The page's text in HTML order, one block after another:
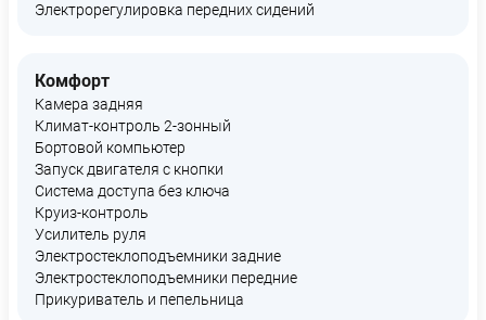
Электрорегулировка передних сидений
Комфорт
Камера задняя
Климат-контроль 2-зонный
Бортовой компьютер
Запуск двигателя с кнопки
Система доступа без ключа
Круиз-контроль
Усилитель руля
Электростеклоподъемники задние
Электростеклоподъемники передние
Прикуриватель и пепельница